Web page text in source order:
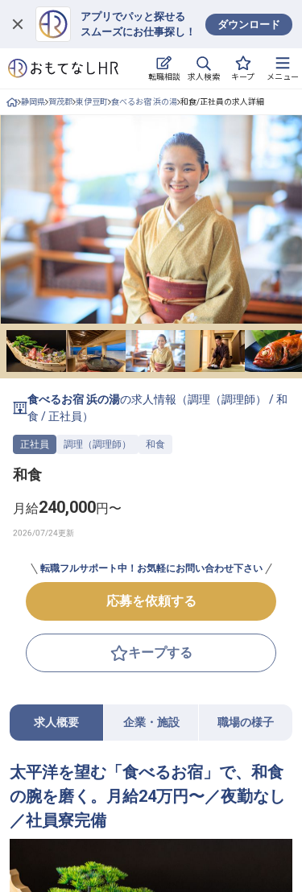
アプリでパッと探せる
スムーズにお仕事探し！
ダウンロード
転職相談 求人検索 キープ メニュー
ログイン
求人・施設を探す
キープした求人
就職・転職 合同説明会
おもてなしHRについて
ご利用の流れ
よくある質問
ホテル・宿泊業界情報コラム
無料 転職サポートに申し込む
静岡県 賀茂郡 東伊豆町 食べるお宿 浜の湯 和食/正社員の求人詳細
食べるお宿 浜の湯の求人情報（調理（調理師） /和
食 /正社員 ）
正社員 調理（調理師） 和食
和食
月給240,000円〜
転職フルサポート中！お気軽にお問い合わせ下さい
応募を依頼する
キープする
求人概要 企業・施設 職場の様子
太平洋を望む「食べるお宿」で、和食
の腕を磨く。月給24万円〜／夜勤なし
／社員寮完備